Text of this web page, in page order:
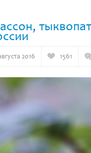
2016 1561